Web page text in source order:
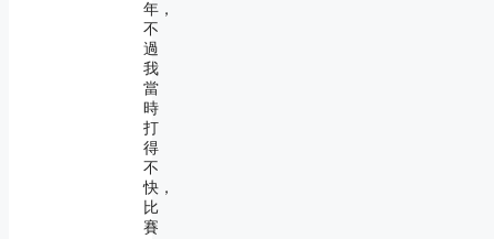
年，
不
過
我
當
時
打
得
不
快，
比
賽